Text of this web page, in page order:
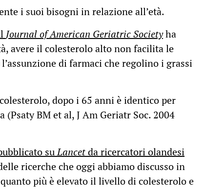
i suoi bisogni in relazione all’età.
Journal of American Geriatric Societyha
avere il colesterolo alto non facilita le
di farmaci che regolino i grassi
dopo i 65 anni è identico per
BM et al, J Am Geriatr Soc. 2004
suLancetda ricercatori olandesi
ricerche che oggi abbiamo discusso in
più è elevato il livello di colesterolo e